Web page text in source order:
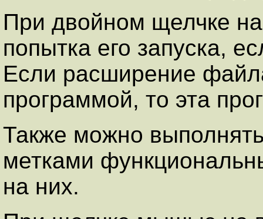
При двойном щелчке
попытка его запуска,
Если расширение
программой, то эта
Также можно
метками
на них.